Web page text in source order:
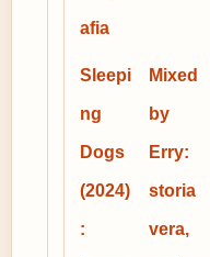
afia
Sleepi
ng
Dogs
(2024)
:
Mixed
by
Erry:
storia
vera,